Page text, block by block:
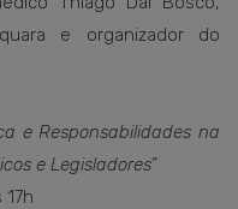
e organizador do
e Responsabilidades na
e Legisladores”